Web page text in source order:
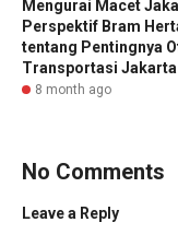
Mengurai Macet
Perspektif Bram
tentang Pentingnya
Transportasi Jakarta
8 month ago
No Comments
Leave a Reply